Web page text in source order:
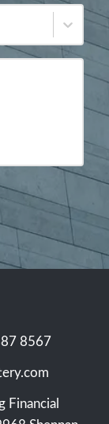
8567
Financial